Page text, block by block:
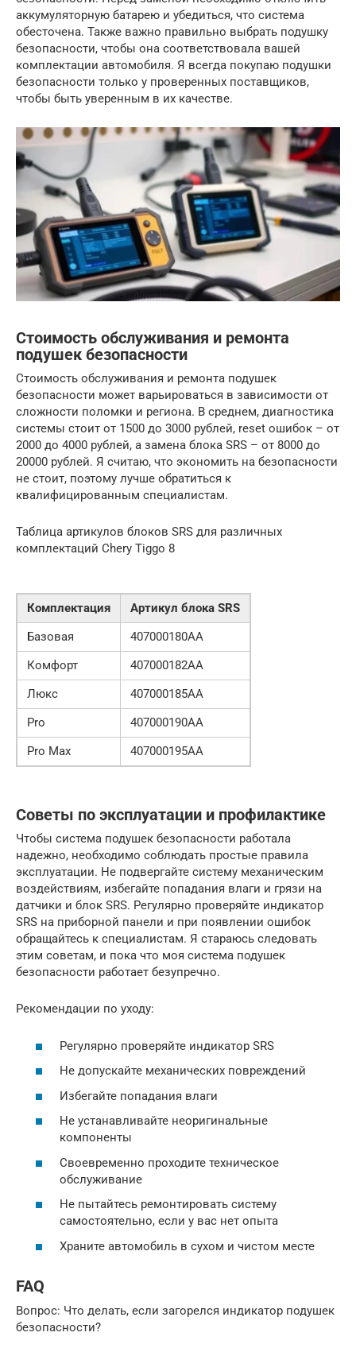
аккумуляторную батарею и убедиться, что система
обесточена. Также важно правильно выбрать подушку
безопасности, чтобы она соответствовала вашей
комплектации автомобиля. Я всегда покупаю подушки
безопасности только у проверенных поставщиков,
чтобы быть уверенным в их качестве.
Стоимость обслуживания и ремонта
подушек безопасности
Стоимость обслуживания и ремонта подушек
безопасности может варьироваться в зависимости от
сложности поломки и региона. В среднем, диагностика
системы стоит от 1500 до 3000 рублей, reset ошибок – от
2000 до 4000 рублей, а замена блока SRS – от 8000 до
20000 рублей. Я считаю, что экономить на безопасности
не стоит, поэтому лучше обратиться к
квалифицированным специалистам.
Таблица артикулов блоков SRS для различных
комплектаций Chery Tiggo 8
Комплектация
Артикул блока SRS
Базовая
407000180AA
Комфорт
407000182AA
Люкс
407000185AA
Pro
407000190AA
Pro Max
407000195AA
Советы по эксплуатации и профилактике
Чтобы система подушек безопасности работала
надежно, необходимо соблюдать простые правила
эксплуатации. Не подвергайте систему механическим
воздействиям, избегайте попадания влаги и грязи на
датчики и блок SRS. Регулярно проверяйте индикатор
SRS на приборной панели и при появлении ошибок
обращайтесь к специалистам. Я стараюсь следовать
этим советам, и пока что моя система подушек
безопасности работает безупречно.
Рекомендации по уходу:
Регулярно проверяйте индикатор SRS
Не допускайте механических повреждений
Избегайте попадания влаги
Не устанавливайте неоригинальные
компоненты
Своевременно проходите техническое
обслуживание
Не пытайтесь ремонтировать систему
самостоятельно, если у вас нет опыта
Храните автомобиль в сухом и чистом месте
FAQ
Вопрос: Что делать, если загорелся индикатор подушек
безопасности?